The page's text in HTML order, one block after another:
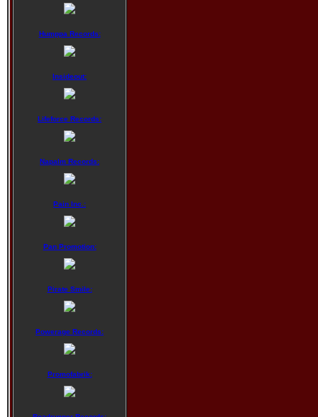
Humppa Records:
Insideout:
Lifeforce Records:
Napalm Records:
Pain Inc.:
Pan Promotion:
Pirate Smile:
Powerage Records:
Promofabrik: